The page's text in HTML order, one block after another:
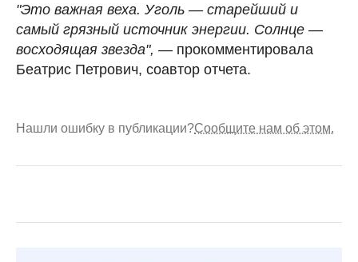
"Это важная веха. Уголь — старейший и
самый грязный источник энергии. Солнце —
восходящая звезда", — прокомментировала
Беатрис Петрович, соавтор отчета.
Нашли ошибку в публикации?Сообщите нам об этом.